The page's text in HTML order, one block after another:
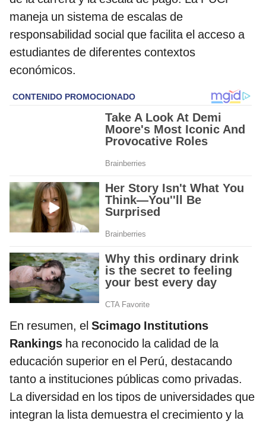
maneja un sistema de escalas de
responsabilidad social que facilita el acceso a
estudiantes de diferentes contextos
económicos.
En resumen, el Scimago Institutions
Rankings ha reconocido la calidad de la
educación superior en el Perú, destacando
tanto a instituciones públicas como privadas.
La diversidad en los tipos de universidades que
integran la lista demuestra el crecimiento y la